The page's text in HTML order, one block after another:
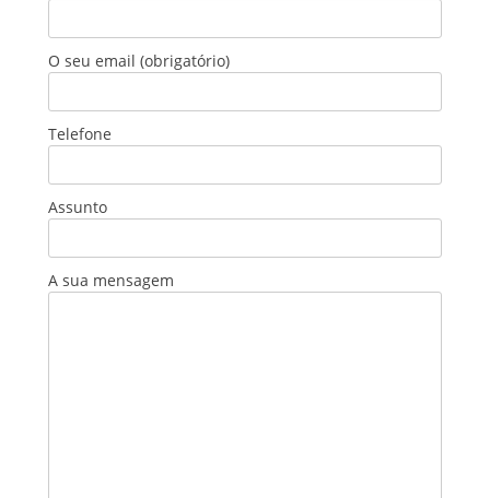
O seu email (obrigatório)
Telefone
Assunto
A sua mensagem